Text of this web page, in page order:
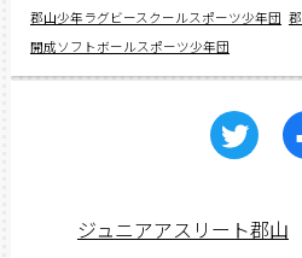
郡山少年ラグビースクールスポーツ少年団
開成ソフトボールスポーツ少年団
ジュニアアスリート郡山